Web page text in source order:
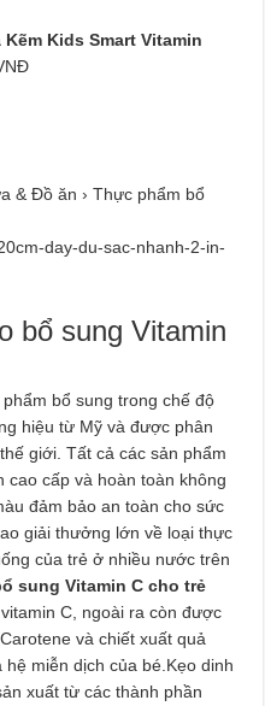
Kids Smart Vitamin
& Đồ ăn › Thực phẩm bổ
day-du-sac-nhanh-2-in-
bổ sung Vitamin
bổ sung trong chế độ
hiệu từ Mỹ và được phân
giới. Tất cả các sản phẩm
cấp và hoàn toàn không
đảm bảo an toàn cho sức
giải thưởng lớn về loại thực
của trẻ ở nhiều nước trên
sung Vitamin C cho trẻ
C, ngoài ra còn được
và chiết xuất quả
miễn dịch của bé.Kẹo dinh
xuất từ các thành phần